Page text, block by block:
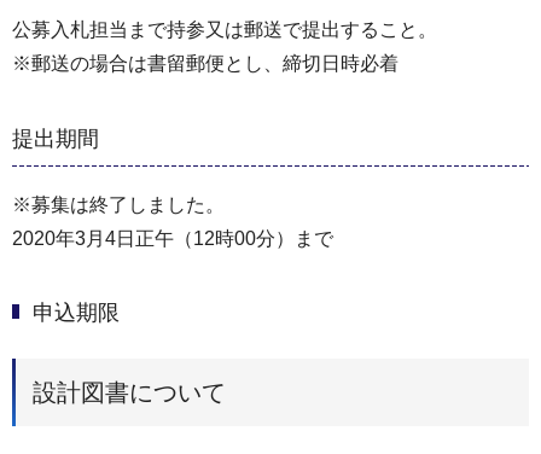
公募入札担当まで持参又は郵送で提出すること。
※郵送の場合は書留郵便とし、締切日時必着
提出期間
※募集は終了しました。
2020年3月4日正午（12時00分）まで
申込期限
設計図書について